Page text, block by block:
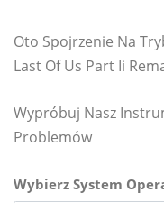
Oto Spojrzenie Na
Last Of Us Part Ii
Wypróbuj Nasz
Problemów
Wybierz System